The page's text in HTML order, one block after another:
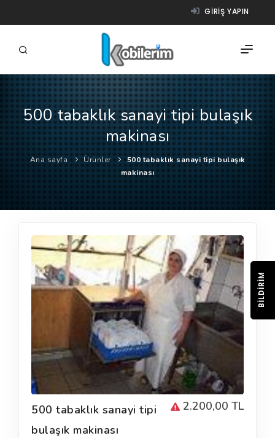
GIRIŞ YAPIN
FIRMALAR
ÜRÜNLER
NASIL ÇALIŞIR?
YARDIM
500 tabaklık sanayi tipi bulaşık
makinası
Ana sayfa Ürünler
500 tabaklık sanayi tipi bulaşık
makinası
2.200,00 TL
500 tabaklık sanayi tipi
bulaşık makinası
BILDIRIM